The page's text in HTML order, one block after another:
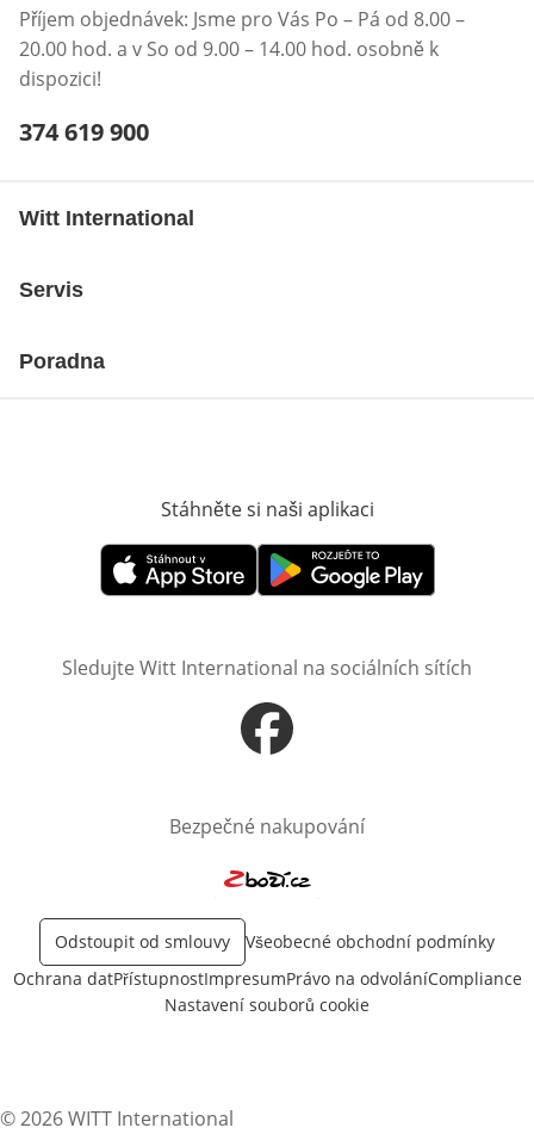
Příjem objednávek: Jsme pro Vás Po – Pá od 8.00 –
20.00 hod. a v So od 9.00 – 14.00 hod. osobně k
dispozici!
Telefonní číslo:
374 619 900
Witt International
Servis
Poradna
Stáhněte si naši aplikaci
Otevře v novém okněOtevře v novém okně
Sledujte Witt International na sociálních sítích
Otevře v novém okně
Bezpečné nakupování
Odstoupit od smlouvy
Všeobecné obchodní podmínky
Ochrana datPřístupnostImpresumPrávo na odvoláníCompliance
Nastavení souborů cookie
© 2026 WITT International